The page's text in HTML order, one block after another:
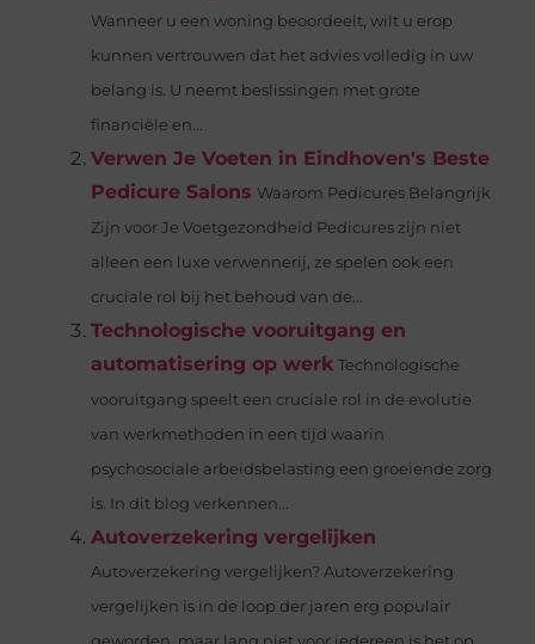
Wanneer u een woning beoordeelt, wilt u erop
kunnen vertrouwen dat het advies volledig in uw
belang is. U neemt beslissingen met grote
financiële en...
Verwen Je Voeten in Eindhoven's Beste
Pedicure Salons Waarom Pedicures Belangrijk
Zijn voor Je Voetgezondheid Pedicures zijn niet
alleen een luxe verwennerij, ze spelen ook een
cruciale rol bij het behoud van de...
Technologische vooruitgang en
automatisering op werk Technologische
vooruitgang speelt een cruciale rol in de evolutie
van werkmethoden in een tijd waarin
psychosociale arbeidsbelasting een groeiende zorg
is. In dit blog verkennen...
Autoverzekering vergelijken
Autoverzekering vergelijken? Autoverzekering
vergelijken is in de loop der jaren erg populair